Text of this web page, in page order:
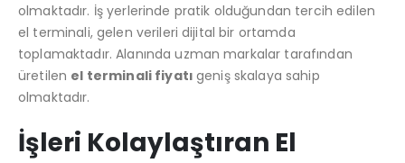
05 üzerinden
₺23.515,00
Newland Speedata SD35 (Leo) 2D Android 8.1 Wifi BT
0 5 üzerinden
₺18.500,00
Datalogic QuickScan QD2590 2D Kablolu (Ayaklı)
05 üzerinden
₺23.515,00
olmaktadır. İş yerlerinde pratik olduğundan tercih edilen
el terminali, gelen verileri dijital bir ortamda
toplamaktadır. Alanında uzman markalar tarafından
üretilen el terminali fiyatıgeniş skalaya sahip
olmaktadır.
İşleri Kolaylaştıran El